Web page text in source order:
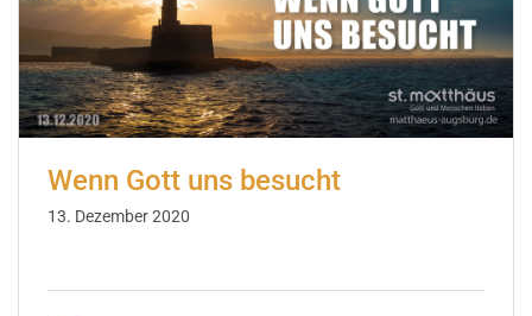
Wenn Gott uns besucht
13. Dezember 2020